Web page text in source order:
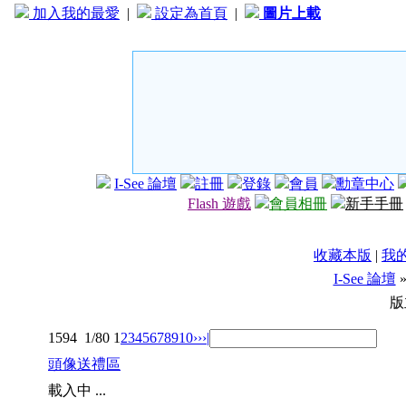
加入我的最愛 | 設定為首頁 | 圖片上載
I-See 論壇 註冊 登錄 會員
勳章中心
Flash 遊戲
會員相冊 新手手冊
收藏本版 | 我
I-See 論壇
1594 1/80 1 2345678910›››|
頭像送禮區
載入中 ...